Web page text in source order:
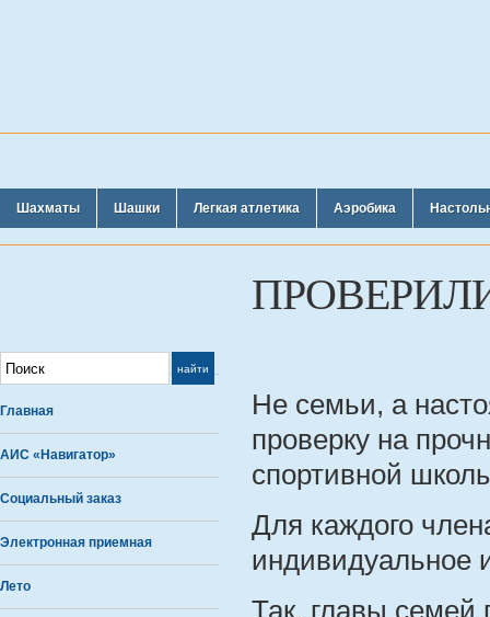
Шахматы Шашки Легкая атлетика Аэробика
Главная
АИС «Навигатор»
Социальный заказ
Электронная приемная
Лето
Не семьи, а
проверку на
спортивной
Для каждого
индивидуальное
Так, главы семей